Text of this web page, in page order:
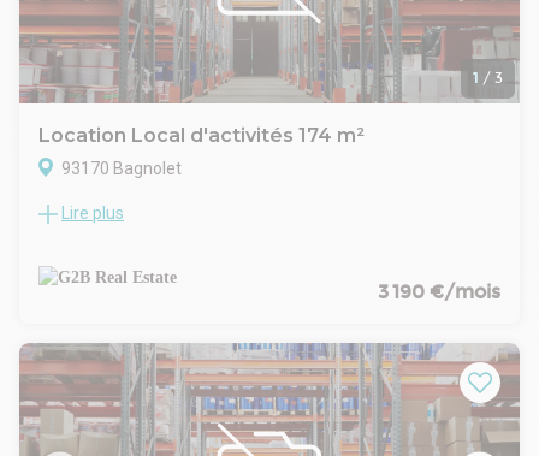
1 / 3
Location Local d'activités 174 m²
93170 Bagnolet
Situé dans un parc clôturé et sécurisé à Bagnolet, ce
pour accueillir artisans, PME ou logisticiens urbains. Le parc
est entièrement clos, avec portail motorisé, voirie enrobée
bardage, couverture en bac acier, éclairage LED, et
équipements complets par cellule. À seulement quelques
minutes du périphérique parisien et de l’autoroute A3, ce site
bénéficie d’une accessibilité exceptionnelle.
Lire plus
3 190 €/mois